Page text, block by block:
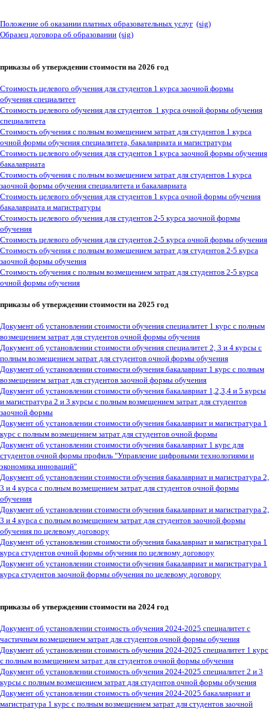
Положение об оказании платных образовательных услуг (sig)
Образец договора об образовании (sig)
приказы об утверждении стоимости на 2026 год
Стоимость целевого обучения для студентов 1 курса заочной формы
обучения специалитет
Стоимость целевого обучения для студентов 1 курса очной формы обучения
специалитета
Стоимость обучения с полным возмещением затрат для студентов 1 курса
очной формы обучения специалитета, бакалавриата и магистратуры
Стоимость целевого обучения для студентов 1 курса заочной формы обучения
бакалавриата
Стоимость обучения с полным возмещением затрат для студентов 1 курса
заочной формы обучения специалитета и бакалавриата
Стоимость целевого обучения для студентов 1 курса очной формы обучения
бакалавриата и магистратуры
Стоимость целевого обучения для студентов 2-5 курса заочной формы
обучения
Стоимость целевого обучения для студентов 2-5 курса очной формы обучения
Стоимость обучения с полным возмещением затрат для студентов 2-5 курса
заочной формы обучения
Стоимость обучения с полным возмещением затрат для студентов 2-5 курса
очной формы обучения
приказы об утверждении стоимости на 2025 год
Документ об установлении стоимости обучения специалитет 1 курс с полным
возмещением затрат для студентов очной формы обучения
Документ об установлении стоимости обучения специалитет 2, 3 и 4 курсы с
полным возмещением затрат для студентов очной формы обучения
Документ об установлении стоимости обучения бакалавриат 1 курс с полным
возмещением затрат для студентов заочной формы обучения
Документ об установлении стоимости обучения бакалавриат 1,2,3,4 и 5 курсы
и магистратура 2 и 3 курсы с полным возмещением затрат для студентов
заочной формы
Документ об установлении стоимости обучения бакалавриат и магистратура 1
курс с полным возмещением затрат для студентов очной формы
Документ об установлении стоимости обучения бакалавриат 1 курс для
студентов очной формы профиль "Управление цифровыми технологиями и
экономика инноваций"
Документ об установлении стоимости обучения бакалавриат и магистратура 2,
3 и 4 курса с полным возмещением затрат для студентов очной формы
обучения
Документ об установлении стоимости обучения бакалавриат и магистратура 2,
3 и 4 курса с полным возмещением затрат для студентов заочной формы
обучения по целевому договору
Документ об установлении стоимости обучения бакалавриат и магистратура 1
курса студентов очной формы обучения по целевому договору
Документ об установлении стоимости обучения бакалавриат и магистратура 1
курса студентов заочной формы обучения по целевому договору
приказы об утверждении стоимости на 2024 год
Документ об установлении стоимость обучения 2024-2025 специалитет с
частичным возмещением затрат для студентов очной формы обучения
Документ об установлении стоимость обучения 2024-2025 специалитет 1 курс
с полным возмещением затрат для студентов очной формы обучения
Документ об установлении стоимость обучения 2024-2025 специалитет 2 и 3
курсы с полным возмещением затрат для студентов очной формы обучения
Документ об установлении стоимость обучения 2024-2025 бакалавриат и
магистратура 1 курс с полным возмещением затрат для студентов заочной